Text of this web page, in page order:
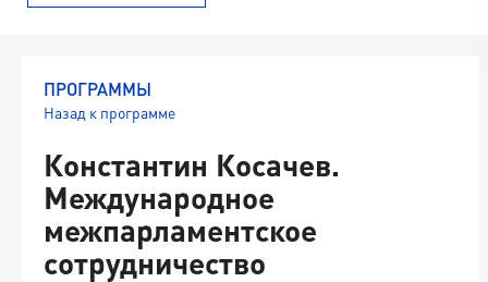
ПРОГРАММЫ
Назад к программе
Константин Косачев.
Международное
межпарламентское
сотрудничество